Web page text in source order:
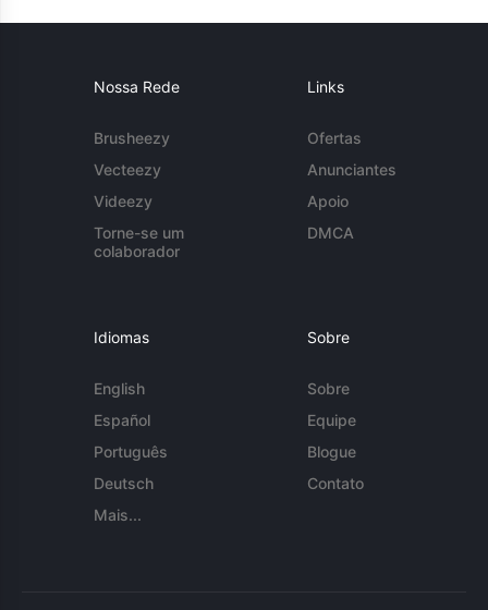
Nossa Rede
Brusheezy
Vecteezy
Videezy
Torne-se um
colaborador
Links
Ofertas
Anunciantes
Apoio
DMCA
Idiomas
English
Español
Português
Deutsch
Mais...
Sobre
Sobre
Equipe
Blogue
Contato